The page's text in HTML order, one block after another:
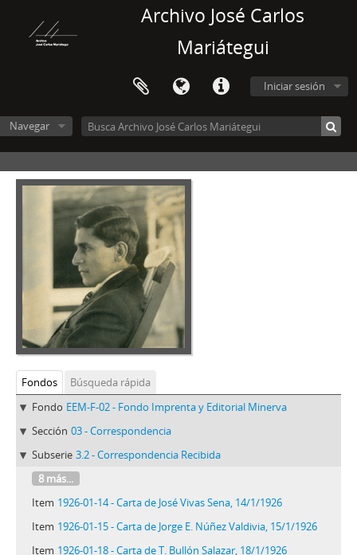
Archivo José Carlos
Mariátegui
Iniciar sesión
Navegar
Fondos
Búsqueda rápida
Fondo EEM-F-02 - Fondo Imprenta y Editorial Minerva
Sección 03 - Correspondencia
Subserie 3.2 - Correspondencia Recibida
8 más...
Item 1926-01-14 - Carta de José Vivas Sena, 14/1/1926
Item 1926-01-15 - Carta de Jorge E. Núñez Valdivia, 15/1/1926
Item 1926-01-18 - Carta de T. Bullón Salazar, 18/1/1926